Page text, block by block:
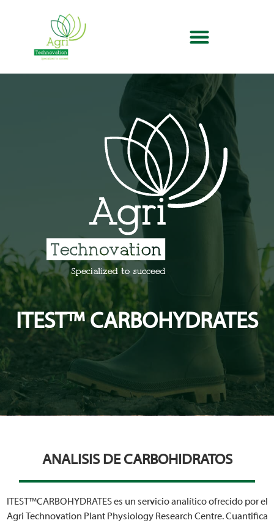
ITEST™ CARBOHYDRATES
ANALISIS DE CARBOHIDRATOS
ITEST™CARBOHYDRATES es un servicio analítico ofrecido por el
Agri Technovation Plant Physiology Research Centre. Cuantifica